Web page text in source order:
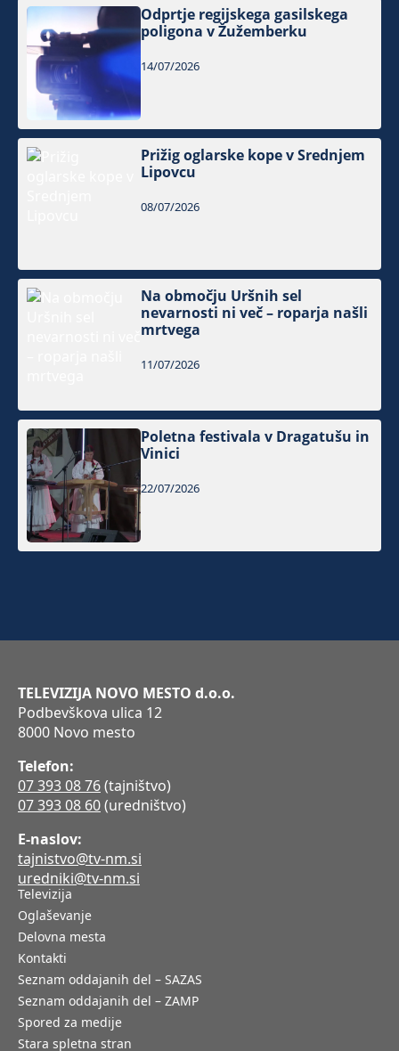
Odprtje regijskega gasilskega
poligona v Žužemberku
14/07/2026
Prižig oglarske kope v Srednjem
Lipovcu
08/07/2026
Na območju Uršnih sel
nevarnosti ni več – roparja našli
mrtvega
11/07/2026
Poletna festivala v Dragatušu in
Vinici
22/07/2026
TELEVIZIJA NOVO MESTO d.o.o.
Podbevškova ulica 12
8000 Novo mesto
Telefon:
07 393 08 76(tajništvo)
07 393 08 60(uredništvo)
E-naslov:
tajnistvo@tv-nm.si
uredniki@tv-nm.si
Televizija
Oglaševanje
Delovna mesta
Kontakti
Seznam oddajanih del – SAZAS
Seznam oddajanih del – ZAMP
Spored za medije
Stara spletna stran